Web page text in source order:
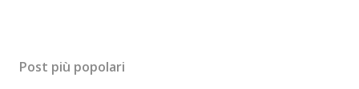
Post più popolari